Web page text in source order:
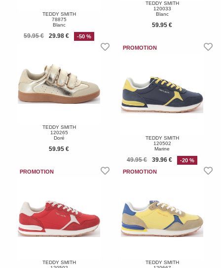
TEDDY SMITH
78875
Blanc
59.95 € 29.98 € -50 %
TEDDY SMITH
120033
Blanc
59.95 €
TEDDY SMITH
120265
Doré
59.95 €
TEDDY SMITH
120502
Marine
49.95 € 39.96 € -20 %
TEDDY SMITH
TEDDY SMITH